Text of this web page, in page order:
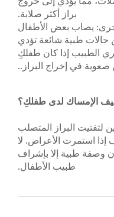
براز أكثر صلابة.
يصاب بعض الأطفال
حالات طبية شائعة تؤدي
الطبيب إذا كان طفلكِ
صعوبة في إخراج البراز..
الإمساك لدى طفلكِ؟
لتفتيت البراز المتصلب
إذا استمرت الأعراض. لا
وصفة طبية إلا بإشراف
طبيب الأطفال.